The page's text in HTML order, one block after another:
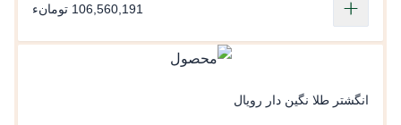
106,560,191 تومانء
انگشتر طلا نگین دار رویال